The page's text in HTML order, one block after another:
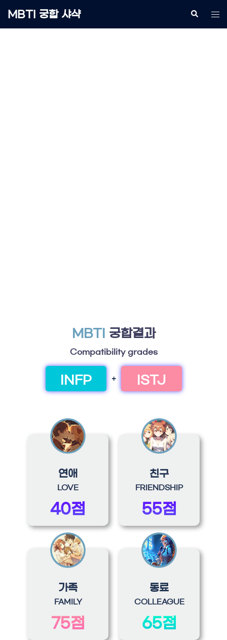
to
MBTI 궁합 샤샥 Search
MBTI 궁합결과
Compatibility grades
INFP + ISTJ
연애
LOVE
40점
친구
FRIENDSHIP
55점
가족
FAMILY
75점
동료
COLLEAGUE
65점